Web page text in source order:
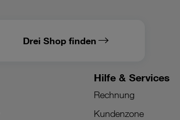
Drei Shop finden
Hilfe & Services
Rechnung
Kundenzone